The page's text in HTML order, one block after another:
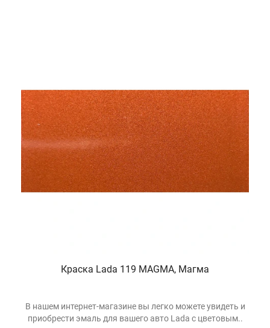
Краска Lada 119 MAGMA, Магма
В нашем интернет-магазине вы легко можете увидеть и
приобрести эмаль для вашего авто Lada с цветовым..